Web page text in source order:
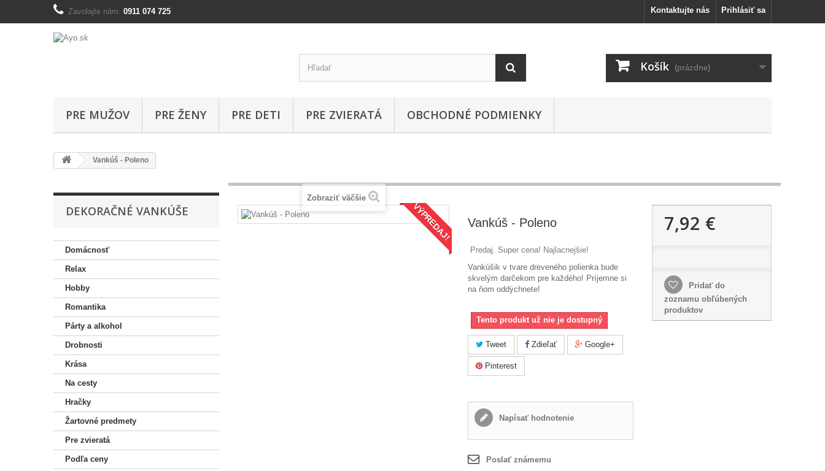
Prihlásiť sa
Kontaktujte nás
Zavolajte nám: 0911 074 725
Košík (prázdne)
PRE MUŽOV PRE ŽENY PRE DETI PRE ZVIERATÁ OBCHODNÉ PODMIENKY
Vankúš - Poleno
DEKORAČNÉ VANKÚŠE
Domácnosť
Relax
Hobby
Romantika
Párty a alkohol
Drobnosti
Krása
Na cesty
Hračky
Žartovné predmety
Pre zvieratá
Podľa ceny
VÝPREDAJ!
Zobraziť väčšie
Vankúš - Poleno
Predaj. Super cena! Najlacnejšie!
Vankúšik v tvare dreveného polienka bude
skvelým darčekom pre každého! Príjemne si
na ňom oddýchnete!
Tento produkt už nie je dostupný
Tweet Zdieľať Google+
Pinterest
Napísať hodnotenie
Poslať známemu
7,92 €
Pridať do
zoznamu obľúbených
produktov